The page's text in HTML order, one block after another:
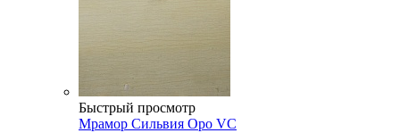
Быстрый просмотр
Мрамор Сильвия Оро VC